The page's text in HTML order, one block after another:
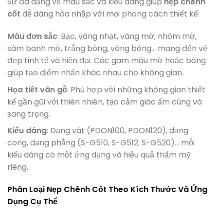
cốt dễ dàng hòa nhập với mọi phong cách thiết kế:
Màu đơn sắc: Bạc, vàng nhạt, vàng mờ, nhôm mờ,
sâm banh mờ, trắng bóng, vàng bóng… mang đến vẻ
đẹp tinh tế và hiện đại. Các gam màu mờ hoặc bóng
giúp tạo điểm nhấn khác nhau cho không gian.
Họa tiết vân gỗ: Phù hợp với những không gian thiết
kế gần gũi với thiên nhiên, tạo cảm giác ấm cúng và
sang trọng.
Kiểu dáng: Dạng vát (PDON100, PDON120), dạng
cong, dạng phẳng (S-G510, S-G512, S-G520)… mỗi
kiểu dáng có một ứng dụng và hiệu quả thẩm mỹ
riêng.
Phân Loại Nẹp Chênh Cốt Theo Kích Thước Và Ứng
Dụng Cụ Thể